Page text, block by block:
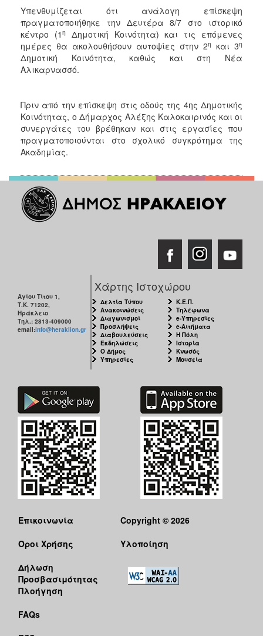
Υπενθυμίζεται ότι ανάλογη επίσκεψη
πραγματοποιήθηκε την Δευτέρα 8/7 στο ιστορικό
κέντρο (1 η
Δημοτική Κοινότητα) και τις επόμενες
ημέρες θα ακολουθήσουν αυτοψίες στην 2η και 3η
Δημοτική Κοινότητα, καθώς και στη Νέα
Αλικαρνασσό.
Πριν από την επίσκεψη στις οδούς της 4ης Δημοτικής
Κοινότητας, ο Δήμαρχος Αλέξης Καλοκαιρινός και οι
συνεργάτες του βρέθηκαν και στις εργασίες που
πραγματοποιούνται στο σχολικό συγκρότημα της
Ακαδημίας.
Αγίου Τίτου 1,
Τ.Κ. 71202,
Ηράκλειο
Τηλ.: 2813-409000
email:info@heraklion.gr
Χάρτης Ιστοχώρου
Δελτία Τύπου
Ανακοινώσεις
Διαγωνισμοί
Προσλήψεις
Διαβουλεύσεις
Εκδηλώσεις
Ο Δήμος
Υπηρεσίες
Κ.Ε.Π.
Τηλέφωνα
e-Υπηρεσίες
e-Αιτήματα
Η Πόλη
Ιστορία
Κνωσός
Μουσεία
Επικοινωνία
Όροι Χρήσης
Δήλωση
Προσβασιμότητας
Πλοήγηση
FAQs
Copyright © 2026
Υλοποίηση